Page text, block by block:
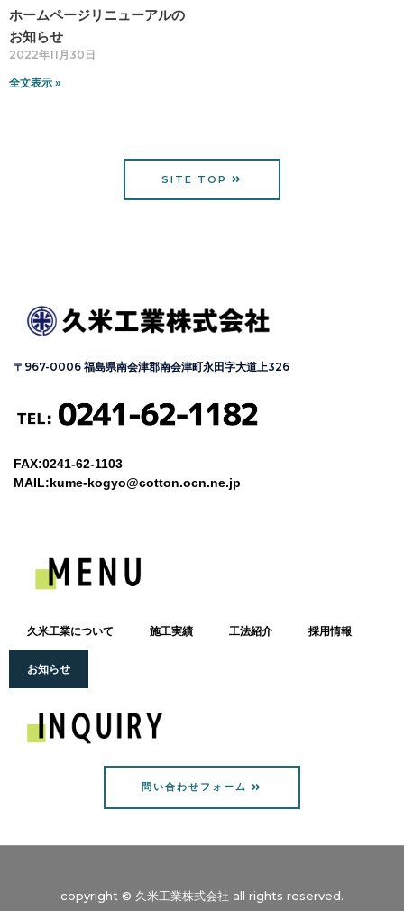
ホームページリニューアルの
お知らせ
2022年11月30日
全文表示 »
SITE TOP
〒967-0006 福島県南会津郡南会津町永田字大道上326
FAX:0241-62-1103
MAIL:kume-kogyo@cotton.ocn.ne.jp
久米工業について 施工実績 工法紹介 採用情報
お知らせ
問い合わせフォーム
copyright © 久米工業株式会社 all rights reserved.